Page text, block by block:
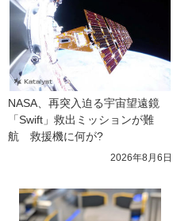
NASA、再突入迫る宇宙望遠鏡
「Swift」救出ミッションが難
航　救援機に何が?
2026年8月6日